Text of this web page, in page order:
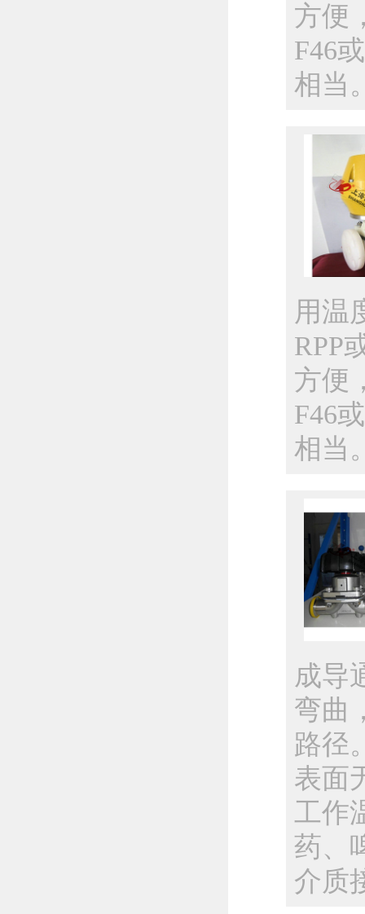
方便
F46
相当
用温
RPP
方便
F46
相当
成导
弯曲
路径
表面
工作
药、
介质